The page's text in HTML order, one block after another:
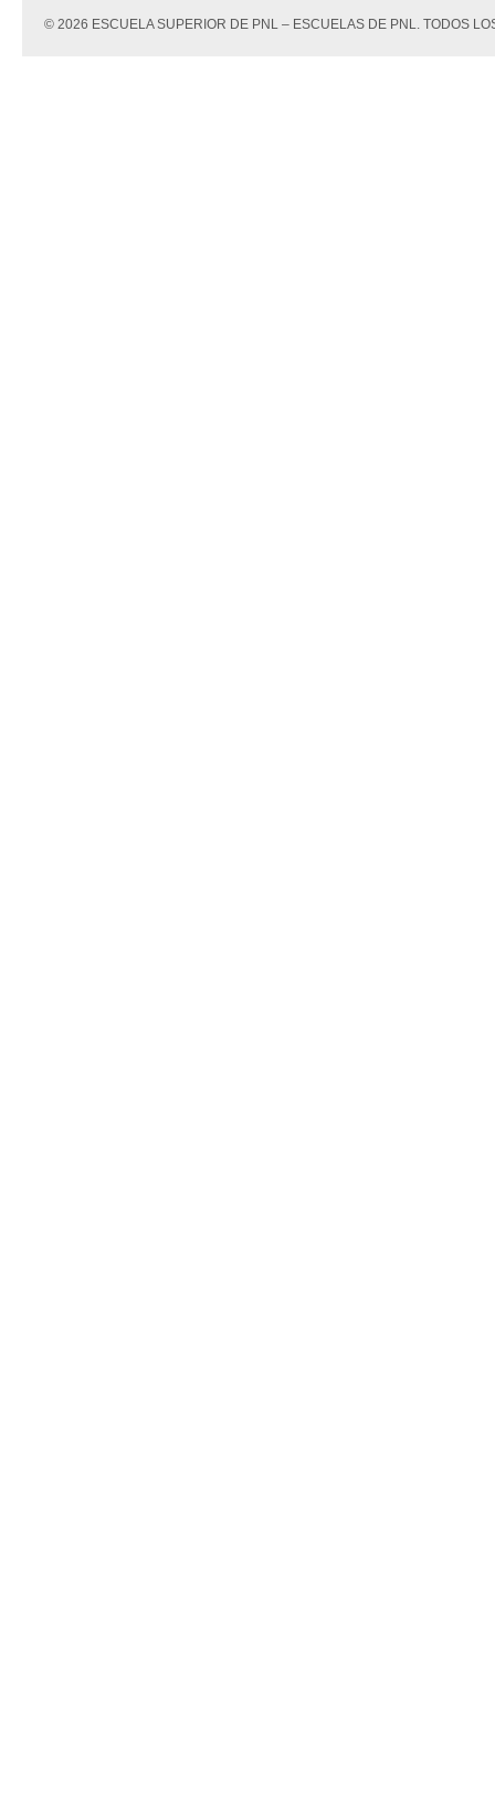
© 2026 ESCUELA SUPERIOR DE PNL – ESCUELAS DE PNL. TODOS